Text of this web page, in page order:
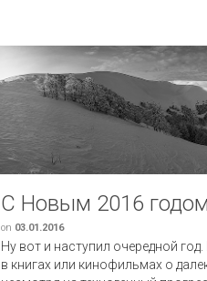
С Новым 2016
on 03.01.2016
Ну вот и наступил очередной
в книгах или кинофильмах о